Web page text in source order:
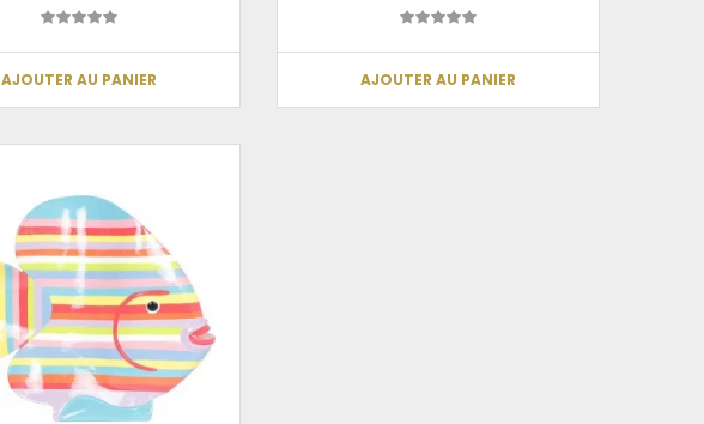
AJOUTER AU PANIER AJOUTER AU PANIER